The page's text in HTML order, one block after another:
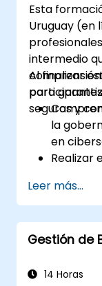
Esta
Uruguay (en
intermedio
para
seguras y
Al finalizar
la
en
Realizar
Leer más...
Gestión de
14 Horas